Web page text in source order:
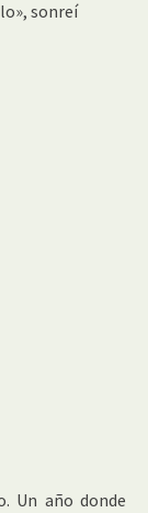
sonreí
Un año donde